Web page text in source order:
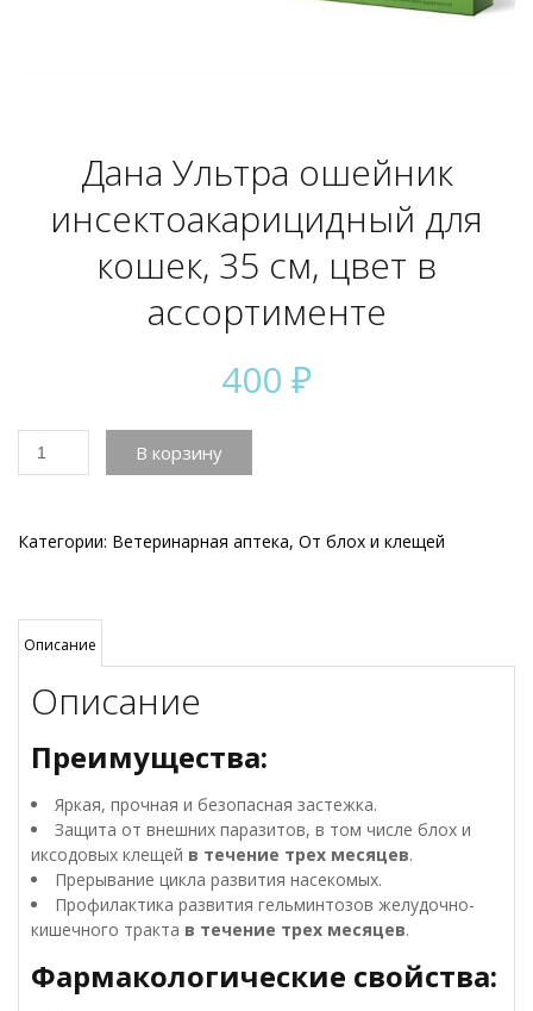
Дана Ультра ошейник
инсектоакарицидный для
кошек, 35 см, цвет в
ассортименте
400 ₽
Количество
ошейник
кошек,
35
цвет
В корзину
Категории: Ветеринарная аптека, От блох и клещей
Описание
Описание
Преимущества:
Яркая, прочная и безопасная застежка.
Защита от внешних паразитов, в том числе блох и
иксодовых клещей в течение трех месяцев.
Прерывание цикла развития насекомых.
Профилактика развития гельминтозов желудочно-
кишечного тракта в течение трех месяцев.
Фармакологические свойства: